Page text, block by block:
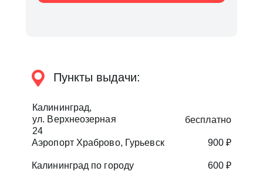
Пункты выдачи:
Калининград по городу 600 ₽
Аэропорт Храброво, Гурьевск 900 ₽
бесплатно
Калининград,
ул. Верхнеозерная
24